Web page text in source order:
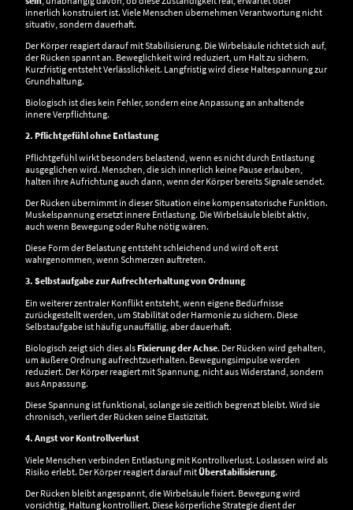
innerlich konstruiert ist. Viele Menschen übernehmen Verantwortung nicht
situativ, sondern dauerhaft.
Der Körper reagiert darauf mit Stabilisierung. Die Wirbelsäule richtet sich auf,
der Rücken spannt an. Beweglichkeit wird reduziert, um Halt zu sichern.
Kurzfristig entsteht Verlässlichkeit. Langfristig wird diese Haltespannung zur
Grundhaltung.
Biologisch ist dies kein Fehler, sondern eine Anpassung an anhaltende
innere Verpflichtung.
2. Pflichtgefühl ohne Entlastung
Pflichtgefühl wirkt besonders belastend, wenn es nicht durch Entlastung
ausgeglichen wird. Menschen, die sich innerlich keine Pause erlauben,
halten ihre Aufrichtung auch dann, wenn der Körper bereits Signale sendet.
Der Rücken übernimmt in dieser Situation eine kompensatorische Funktion.
Muskelspannung ersetzt innere Entlastung. Die Wirbelsäule bleibt aktiv,
auch wenn Bewegung oder Ruhe nötig wären.
Diese Form der Belastung entsteht schleichend und wird oft erst
wahrgenommen, wenn Schmerzen auftreten.
3. Selbstaufgabe zur Aufrechterhaltung von Ordnung
Ein weiterer zentraler Konflikt entsteht, wenn eigene Bedürfnisse
zurückgestellt werden, um Stabilität oder Harmonie zu sichern. Diese
Selbstaufgabe ist häufig unauffällig, aber dauerhaft.
Biologisch zeigt sich dies als Fixierung der Achse. Der Rücken wird gehalten,
um äußere Ordnung aufrechtzuerhalten. Bewegungsimpulse werden
reduziert. Der Körper reagiert mit Spannung, nicht aus Widerstand, sondern
aus Anpassung.
Diese Spannung ist funktional, solange sie zeitlich begrenzt bleibt. Wird sie
chronisch, verliert der Rücken seine Elastizität.
4. Angst vor Kontrollverlust
Viele Menschen verbinden Entlastung mit Kontrollverlust. Loslassen wird als
Risiko erlebt. Der Körper reagiert darauf mitÜberstabilisierung.
Der Rücken bleibt angespannt, die Wirbelsäule fixiert. Bewegung wird
vorsichtig, Haltung kontrolliert. Diese körperliche Strategie dient der